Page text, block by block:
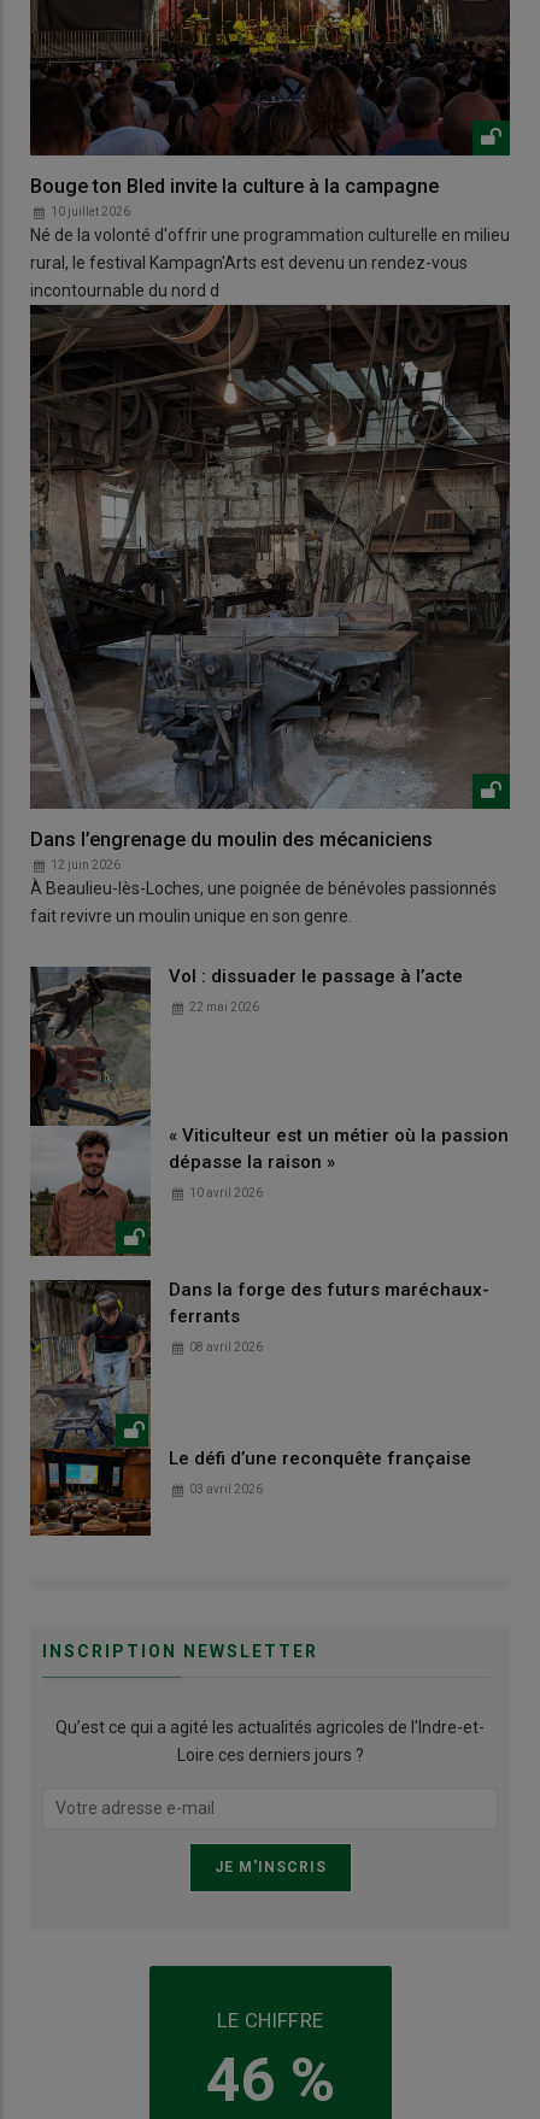
Bouge ton Bled invite la culture à la campagne
10 juillet 2026
Né de la volonté d'offrir une programmation culturelle en milieu
rural, le festival Kampagn'Arts est devenu un rendez-vous
incontournable du nord d
Dans l’engrenage du moulin des mécaniciens
12 juin 2026
À Beaulieu-lès-Loches, une poignée de bénévoles passionnés
fait revivre un moulin unique en son genre.
Vol : dissuader le passage à l’acte
22 mai 2026
« Viticulteur est un métier où la passion
dépasse la raison »
10 avril 2026
Dans la forge des futurs maréchaux-
ferrants
08 avril 2026
Le défi d’une reconquête française
03 avril 2026
INSCRIPTION NEWSLETTER
Qu’est ce qui a agité les actualités agricoles de l'Indre-et-
Loire ces derniers jours ?
LE CHIFFRE
46 %